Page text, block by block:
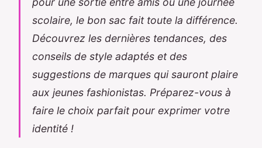
scolaire, le bon sac fait toute la différence.
Découvrez les dernières tendances, des
conseils de style adaptés et des
suggestions de marques qui sauront plaire
aux jeunes fashionistas. Préparez-vous à
faire le choix parfait pour exprimer votre
identité !